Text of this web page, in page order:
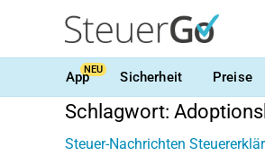
AppNEU Sicherheit Preise
Schlagwort:
Steuer-Nachrichten